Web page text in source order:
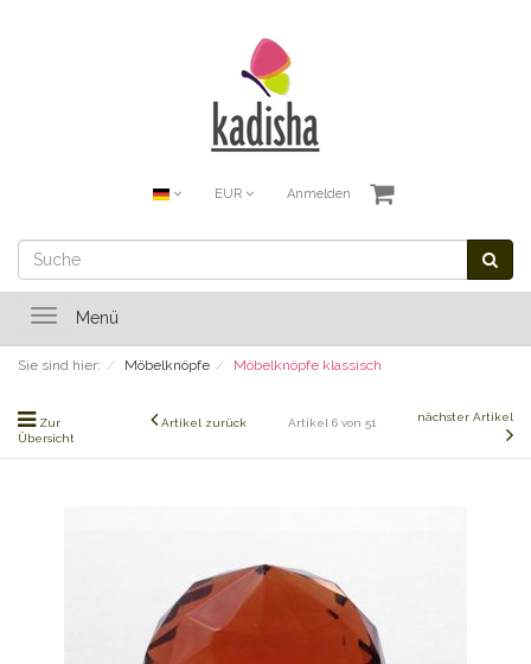
EUR Anmelden
ToggleMenü
Sie sind hier: Möbelknöpfe Möbelknöpfe klassisch
Zur
Übersicht
Artikel zurück Artikel 6 von 51 nächster Artikel